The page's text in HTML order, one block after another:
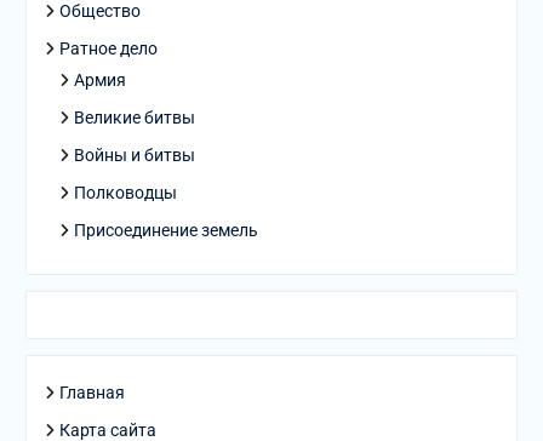
Общество
Ратное дело
Армия
Великие битвы
Войны и битвы
Полководцы
Присоединение земель
Главная
Карта сайта